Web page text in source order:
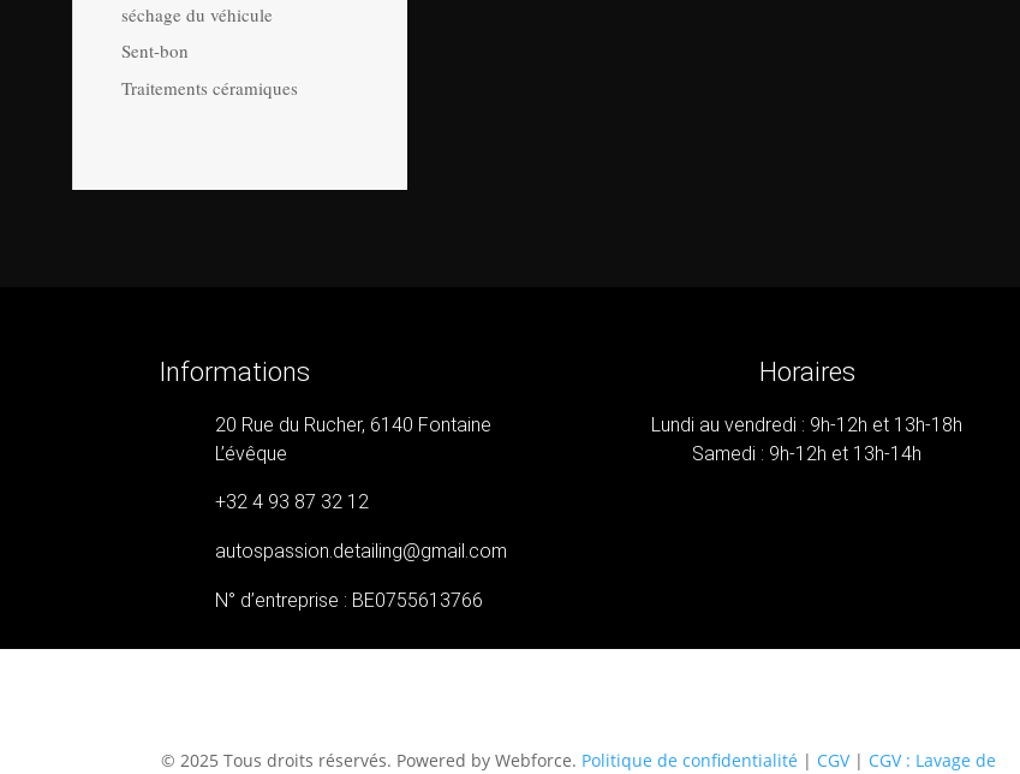
séchage du véhicule
Sent-bon
Traitements céramiques
Informations
20 Rue du Rucher, 6140 Fontaine
L’évêque
+32 4 93 87 32 12
autospassion.detailing@gmail.com
N° d’entreprise : BE0755613766
Horaires
Lundi au vendredi : 9h-12h et 13h-18h
Samedi : 9h-12h et 13h-14h
© 2025 Tous droits réservés. Powered by Webforce. Politique de confidentialité | CGV| CGV : Lavage de